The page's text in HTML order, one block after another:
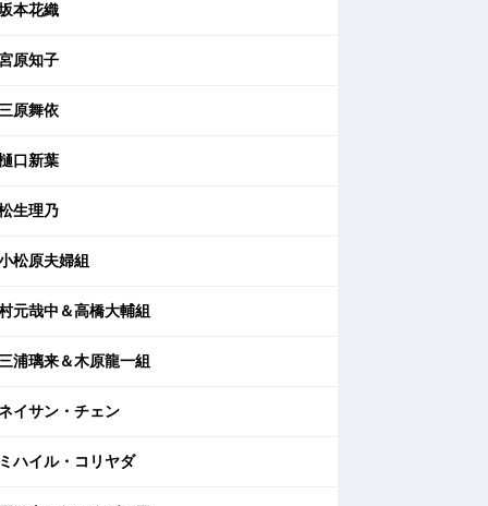
本花織
原知子
原舞依
口新葉
生理乃
松原夫婦組
元哉中＆高橋大輔組
浦璃来＆木原龍一組
イサン・チェン
ハイル・コリヤダ